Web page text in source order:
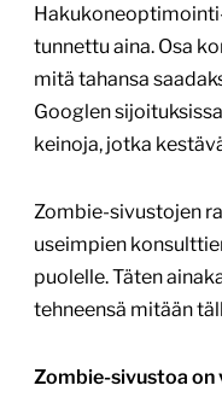
tunnettu aina. Osa
mitä tahansa
Googlen
keinoja, jotka
Zombie-sivustojen
useimpien
puolelle. Täten
tehneensä mitään
Zombie-sivustoa on